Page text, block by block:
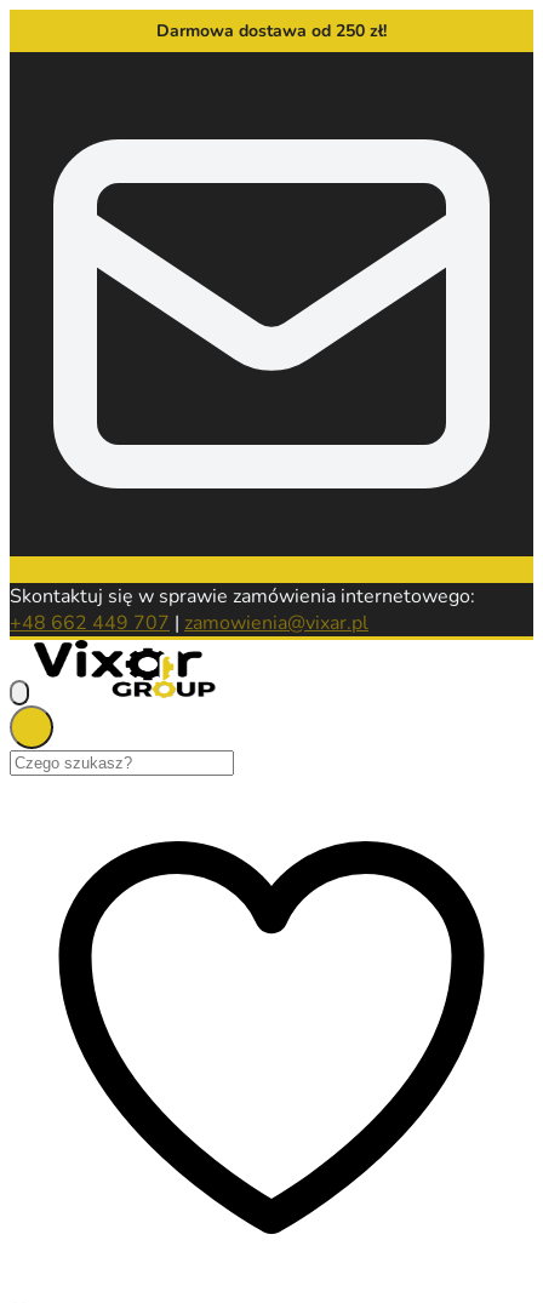
Darmowa dostawa od 250 zł!
Skontaktuj się w sprawie zamówienia internetowego:
+48 662 449 707 | zamowienia@vixar.pl